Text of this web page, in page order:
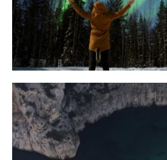
auf
31. JANUAR 2018
Ein Campervan